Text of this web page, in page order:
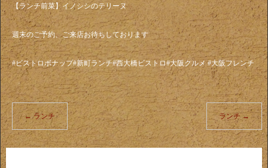
【ランチ前菜】イノシシのテリーヌ
週末のご予約、ご来店お待ちしております
#ビストロボナップ#新町ランチ#西大橋ビストロ#大阪クルメ #大阪フレンチ
←ランチ ランチ →